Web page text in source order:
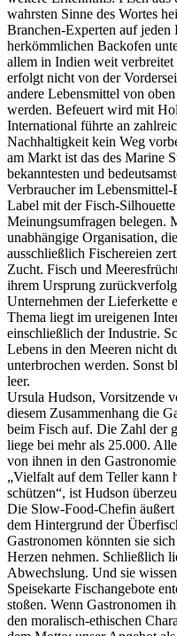
wahrsten Sinne des Wortes
Branchen-Experten auf jeden
herkömmlichen Backofen
allem in Indien weit
erfolgt nicht von der
andere Lebensmittel von
werden. Befeuert wird mit
International führte an
Nachhaltigkeit kein Weg
am Markt ist das des Marine
bekanntesten und
Verbraucher im
Label mit der Fisch-
Meinungsumfragen belegen.
unabhängige Organisation,
ausschließlich Fischereien
Zucht. Fisch und
ihrem Ursprung
Unternehmen der Lieferkette
Thema liegt im ureigenen
einschließlich der Industrie.
Lebens in den Meeren nicht
unterbrochen werden. Sonst
leer.
Ursula Hudson, Vorsitzende
diesem Zusammenhang die
beim Fisch auf. Die Zahl der
liege bei mehr als 25.000.
von ihnen in den
„Vielfalt auf dem Teller kann
schützen“, ist Hudson
Die Slow-Food-Chefin
dem Hintergrund der
Gastronomen könnten sie
Herzen nehmen. Schließlich
Abwechslung. Und sie
Speisekarte Fischangebote
stoßen. Wenn Gastronomen
den moralisch-ethischen